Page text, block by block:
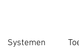
Systemen